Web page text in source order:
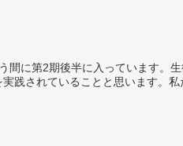
に第2期後半に入っています。
践されていることと思います。